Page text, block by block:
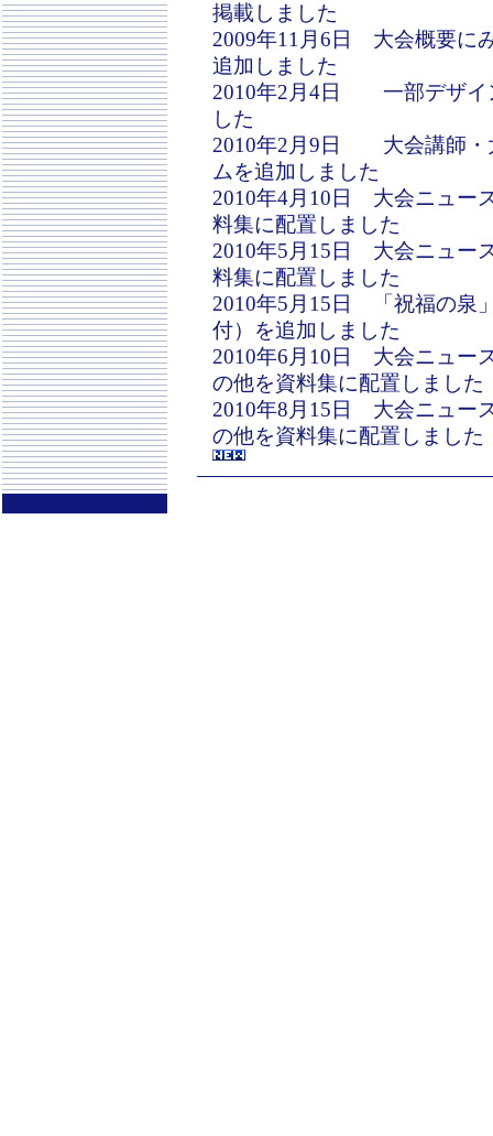
掲載しました
2009年11月6日 大会概要に
追加しました
2010年2月4日 一部デザイ
した
2010年2月9日 大会講師・
ムを追加しました
2010年4月10日 大会ニュー
料集に配置しました
2010年5月15日 大会ニュー
料集に配置しました
2010年5月15日 「祝福の泉
付）を追加しました
2010年6月10日 大会ニュー
の他を資料集に配置しました
2010年8月15日 大会ニュー
の他を資料集に配置しました